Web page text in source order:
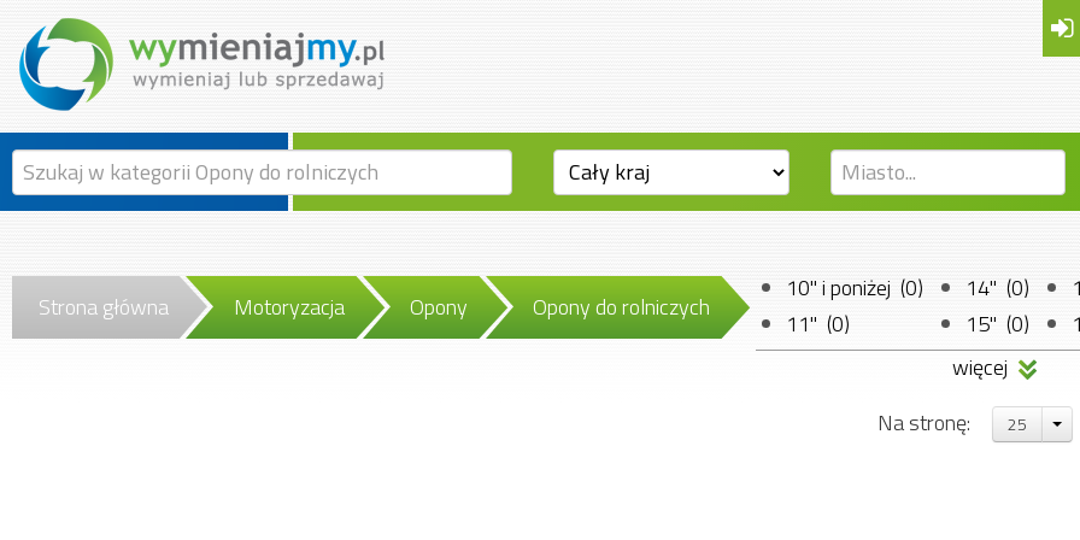
Strona główna Motoryzacja Opony Opony do rolniczych
10" i poniżej (0)
11" (0)
12" (0)
14" (0)
15" (0)
16" (0)
więcej
Na stronę:
25